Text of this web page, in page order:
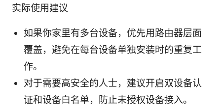
实际使用建议
如果你家里有多台设备，优先用路由器层面
覆盖，避免在每台设备单独安装时的重复工
作。
对于需要高安全的人士，建议开启双设备认
证和设备白名单，防止未授权设备接入。